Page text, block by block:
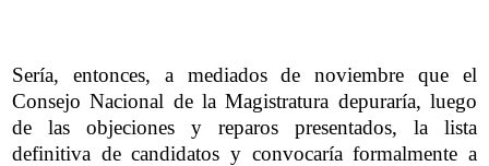
Sería, entonces, a mediados de noviembre que el
Consejo Nacional de la Magistratura depuraría, luego
de las objeciones y reparos presentados, la lista
definitiva de candidatos y convocaría formalmente a